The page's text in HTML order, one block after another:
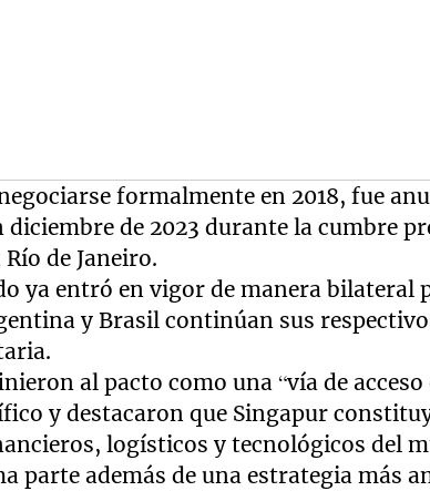
formalmente en 2018, fue
de 2023 durante la cumbre
de Janeiro.
ya entró en vigor de manera bilateral
y Brasil continúan sus
al pacto como una “vía de
y destacaron que Singapur
logísticos y tecnológicos del
parte además de una estrategia más